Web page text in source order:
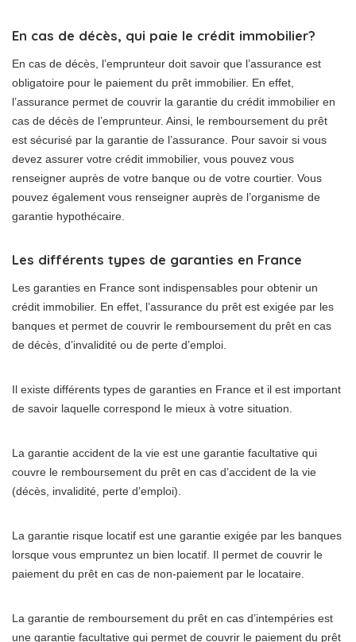
En cas de décès, qui paie le crédit immobilier?
En cas de décès, l’emprunteur doit savoir que l’assurance est
obligatoire pour le paiement du prêt immobilier. En effet,
l’assurance permet de couvrir la garantie du crédit immobilier en
cas de décès de l’emprunteur. Ainsi, le remboursement du prêt
est sécurisé par la garantie de l’assurance. Pour savoir si vous
devez assurer votre crédit immobilier, vous pouvez vous
renseigner auprès de votre banque ou de votre courtier. Vous
pouvez également vous renseigner auprès de l’organisme de
garantie hypothécaire.
Les différents types de garanties en France
Les garanties en France sont indispensables pour obtenir un
crédit immobilier. En effet, l’assurance du prêt est exigée par les
banques et permet de couvrir le remboursement du prêt en cas
de décès, d’invalidité ou de perte d’emploi.
Il existe différents types de garanties en France et il est important
de savoir laquelle correspond le mieux à votre situation.
La garantie accident de la vie est une garantie facultative qui
couvre le remboursement du prêt en cas d’accident de la vie
(décès, invalidité, perte d’emploi).
La garantie risque locatif est une garantie exigée par les banques
lorsque vous empruntez un bien locatif. Il permet de couvrir le
paiement du prêt en cas de non-paiement par le locataire.
La garantie de remboursement du prêt en cas d’intempéries est
une garantie facultative qui permet de couvrir le paiement du prêt